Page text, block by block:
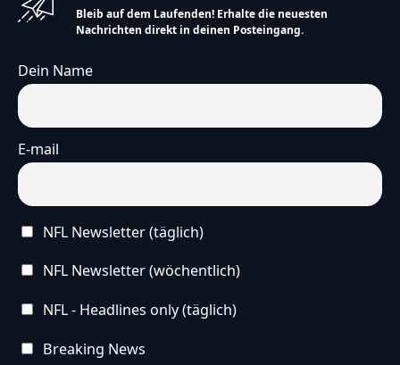
Bleib auf dem Laufenden! Erhalte die neuesten
Nachrichten direkt in deinen Posteingang.
Dein Name
E-mail
NFL Newsletter (täglich)
NFL Newsletter (wöchentlich)
NFL - Headlines only (täglich)
Breaking News